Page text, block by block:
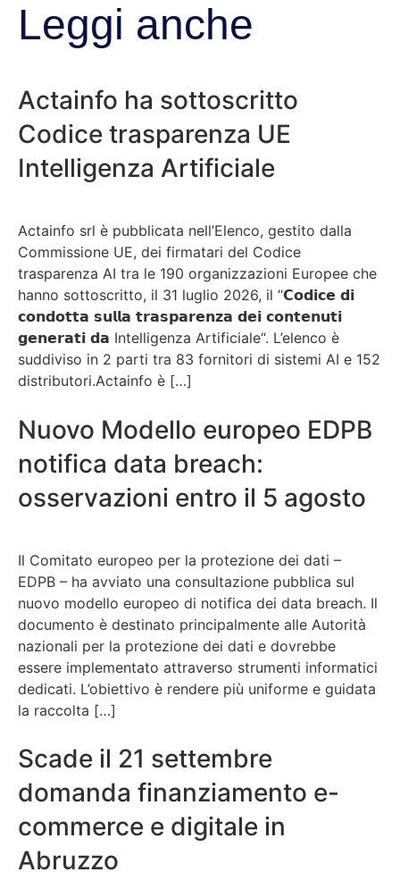
Leggi anche
Actainfo ha sottoscritto
Codice trasparenza UE
Intelligenza Artificiale
Actainfo srl è pubblicata nell’Elenco, gestito dalla
Commissione UE, dei firmatari del Codice
trasparenza AI tra le 190 organizzazioni Europee che
hanno sottoscritto, il 31 luglio 2026, il “𝗖𝗼𝗱𝗶𝗰𝗲 𝗱𝗶
𝗰𝗼𝗻𝗱𝗼𝘁𝘁𝗮 𝘀𝘂𝗹𝗹𝗮 𝘁𝗿𝗮𝘀𝗽𝗮𝗿𝗲𝗻𝘇𝗮 𝗱𝗲𝗶 𝗰𝗼𝗻𝘁𝗲𝗻𝘂𝘁𝗶
𝗴𝗲𝗻𝗲𝗿𝗮𝘁𝗶 𝗱𝗮 Intelligenza Artificiale“. L’elenco è
suddiviso in 2 parti tra 83 fornitori di sistemi AI e 152
distributori.Actainfo è […]
Nuovo Modello europeo EDPB
notifica data breach:
osservazioni entro il 5 agosto
Il Comitato europeo per la protezione dei dati –
EDPB – ha avviato una consultazione pubblica sul
nuovo modello europeo di notifica dei data breach. Il
documento è destinato principalmente alle Autorità
nazionali per la protezione dei dati e dovrebbe
essere implementato attraverso strumenti informatici
dedicati. L’obiettivo è rendere più uniforme e guidata
la raccolta […]
Scade il 21 settembre
domanda finanziamento e-
commerce e digitale in
Abruzzo